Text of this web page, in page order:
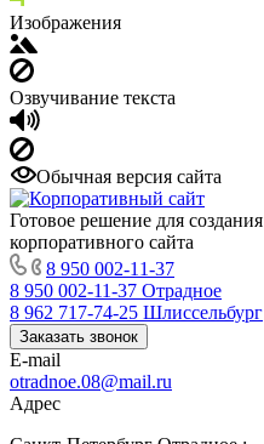
Изображения
Озвучивание текста
Обычная версия сайта
Готовое решение для создания
корпоративного сайта
8 950 002-11-37
8 950 002-11-37 Отрадное
8 962 717-74-25 Шлиссельбург
Заказать звонок
E-mail
otradnoe.08@mail.ru
Адрес